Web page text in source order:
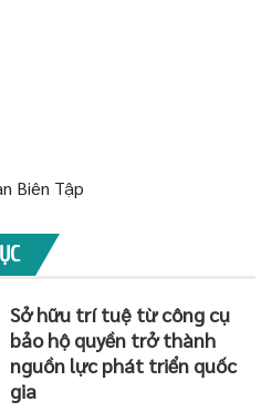
Biên Tập
Sở hữu trí tuệ từ công cụ
bảo hộ quyền trở thành
nguồn lực phát triển quốc
gia